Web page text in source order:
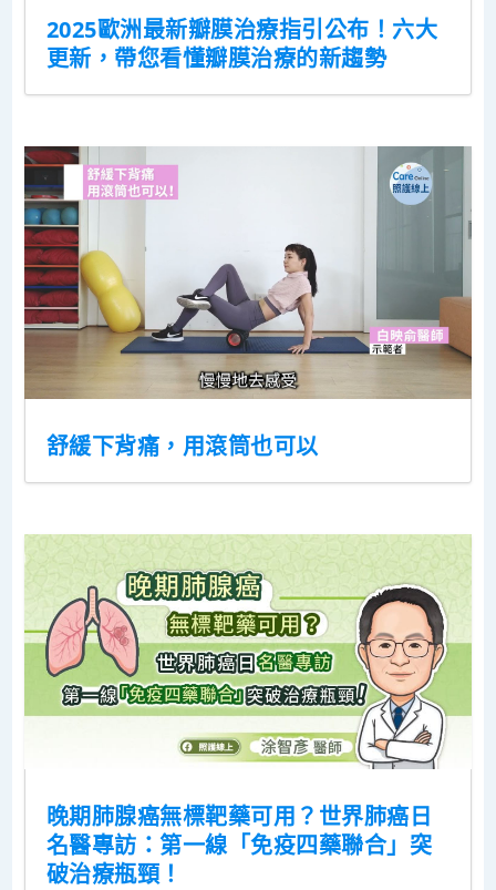
2025歐洲最新瓣膜治療指引公布！六大
更新，帶您看懂瓣膜治療的新趨勢
舒緩下背痛，用滾筒也可以
晚期肺腺癌無標靶藥可用？世界肺癌日
名醫專訪：第一線「免疫四藥聯合」突
破治療瓶頸！